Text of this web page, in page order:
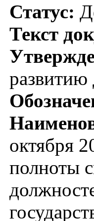
Статус:
Текст
развитию
октября
полноты